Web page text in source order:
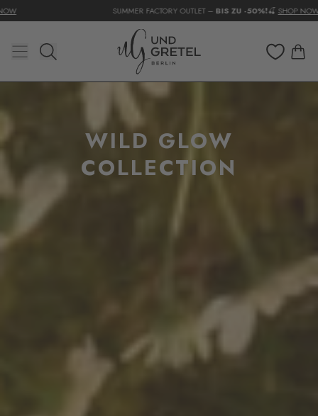
SUMMER FACTORY OUTLET –BIS ZU -50%❗🍒SHOP NOW
WILD GLOW
COLLECTION